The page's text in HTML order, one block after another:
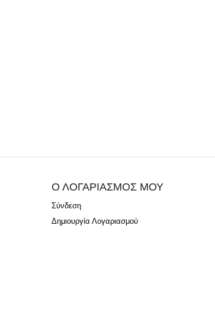
Ο ΛΟΓΑΡΙΑΣΜΟΣ ΜΟΥ
Σύνδεση
Δημιουργία Λογαριασμού